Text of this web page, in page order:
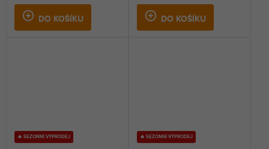
DO KOŠÍKU DO KOŠÍKU
🔥 SEZONNÍ VÝPRODEJ 🔥 SEZONNÍ VÝPRODEJ